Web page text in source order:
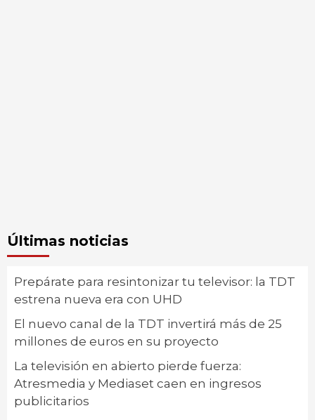
Últimas noticias
Prepárate para resintonizar tu televisor: la TDT
estrena nueva era con UHD
El nuevo canal de la TDT invertirá más de 25
millones de euros en su proyecto
La televisión en abierto pierde fuerza:
Atresmedia y Mediaset caen en ingresos
publicitarios